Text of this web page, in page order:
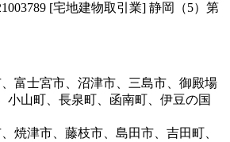
[宅地建物取引業] 静岡（5）第
富士宮市、沼津市、三島市、御殿場
小山町、長泉町、函南町、伊豆の国
焼津市、藤枝市、島田市、吉田町、